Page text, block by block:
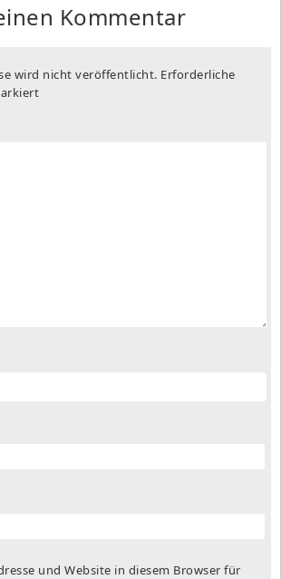
Kommentar
wird nicht veröffentlicht. Erforderliche
und Website in diesem Browser für